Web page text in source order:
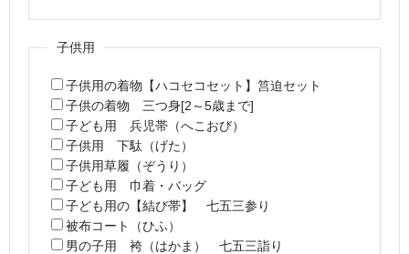
子供用
子供用の着物【ハコセコセット】筥迫セット
子供の着物 三つ身[2～5歳まで]
子ども用 兵児帯（へこおび）
子供用 下駄（げた）
子供用草履（ぞうり）
子ども用 巾着・バッグ
子ども用の【結び帯】 七五三参り
被布コート（ひふ）
男の子用 袴（はかま） 七五三詣り